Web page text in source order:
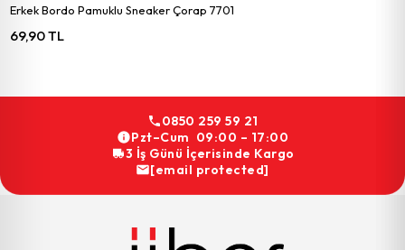
Erkek Bordo Pamuklu Sneaker Çorap 7701
69,90 TL
0850 259 59 21
Pzt–Cum 09:00 – 17:00
3 İş Günü İçerisinde Kargo
[email protected]